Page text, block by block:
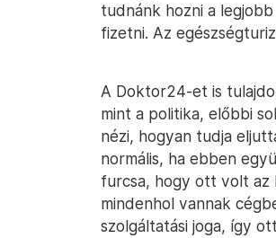
tudnánk hozni a
fizetni. Az
A Doktor24-et is
mint a politika, előbbi
nézi, hogyan tudja
normális, ha ebben
furcsa, hogy ott volt az
mindenhol vannak
szolgáltatási joga, így